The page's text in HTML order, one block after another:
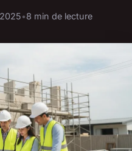
•8 min de lecture